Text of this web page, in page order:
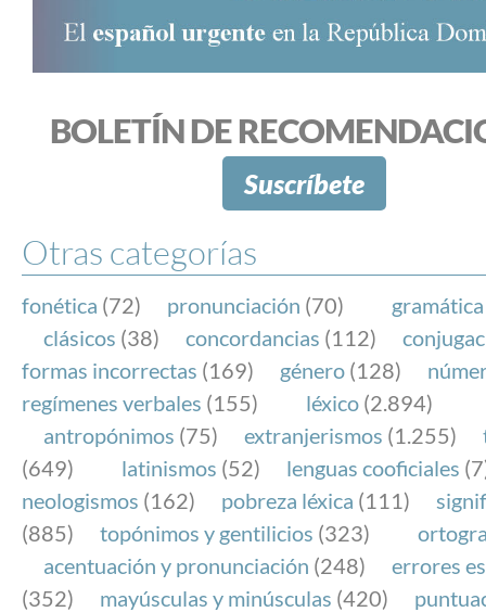
BOLETÍN DE
Suscríbete
Otras categorías
fonética (72) pronunciación (70) gramática
clásicos (38) concordancias (112)
formas incorrectas (169) género (128)
regímenes verbales (155) léxico (2.894)
antropónimos (75) extranjerismos (1.255)
(649)
latinismos (52) lenguas cooficiales
neologismos (162) pobreza léxica (111)
(885)
topónimos y gentilicios (323)
acentuación y pronunciación (248)
errores
(352)
mayúsculas y minúsculas (420)